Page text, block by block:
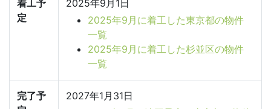
着工予
定
2025年9月1日
2025年9月に着工した東京都の物件
一覧
2025年9月に着工した杉並区の物件
一覧
完了予
2027年1月31日